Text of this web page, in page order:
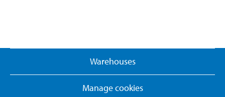
Warehouses
Manage cookies